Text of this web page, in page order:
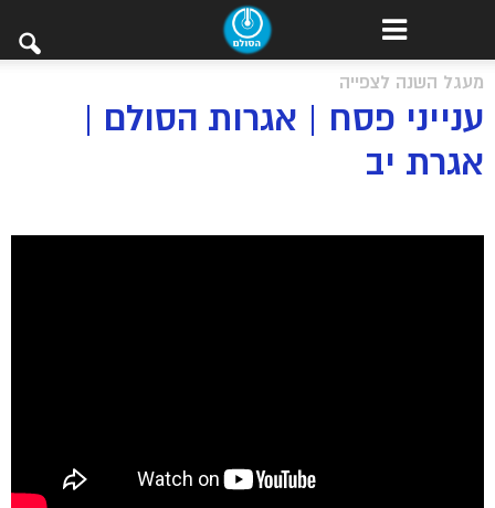
מעגל השנה לצפייה
ענייני פסח | אגרות הסולם |
אגרת יב